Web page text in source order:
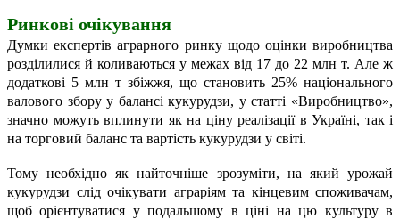
Ринкові очікування
Думки експертів аграрного ринку щодо оцінки виробництва
розділилися й коливаються у межах від 17 до 22 млн т. Але ж
додаткові 5 млн т збіжжя, що становить 25% національного
валового збору у балансі кукурудзи, у статті «Виробництво»,
значно можуть вплинути як на ціну реалізації в Україні, так і
на торговий баланс та вартість кукурудзи у світі.
Тому необхідно як найточніше зрозуміти, на який урожай
кукурудзи слід очікувати аграріям та кінцевим споживачам,
щоб орієнтуватися у подальшому в ціні на цю культуру в